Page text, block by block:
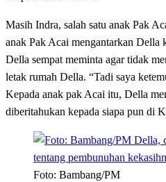
Masih Indra, salah satu anak Pak
anak Pak Acai mengantarkan
Della sempat meminta agar tidak
letak rumah Della. “Tadi saya
Kepada anak pak Acai itu, Della
diberitahukan kepada siapa pun di
Foto: Bambang/PM